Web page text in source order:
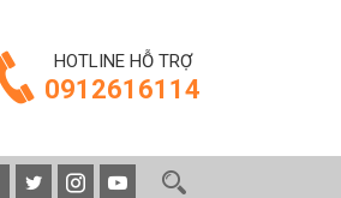
HOTLINE HỖ TRỢ
0912616114